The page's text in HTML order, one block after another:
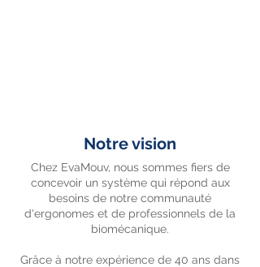
Notre vision
Chez EvaMouv, nous sommes fiers de
concevoir un système qui répond aux
besoins de notre communauté
d'ergonomes et de professionnels de la
biomécanique.
Grâce à notre expérience de 40 ans dans